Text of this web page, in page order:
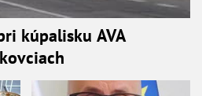
kúpalisku AVA